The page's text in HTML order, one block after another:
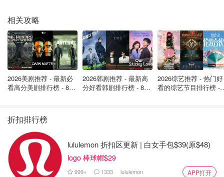
曼曼小咩 查看原帖
1️⃣SoKind 2️⃣Noodle&boo 3️⃣Bambo Nature 4️⃣Pipette
自己动手补鞋底分享｜省钱又结实
凭实力省钱， @玛雅传说手把手教你如何DIY补鞋底！
相关攻略
2026美剧推荐 - 最新必
看高分美剧排行榜 - 8月
2026韩剧推荐 - 最新高
分好看韩剧排行榜 - 8月
2026综艺推荐 - 热门好
看的综艺节目排行榜 -
折扣排行榜
lululemon 折扣区更新 | 白女手包$39(原$48)
logo 棒球帽$29
999+ 1333 lululemon APP打开